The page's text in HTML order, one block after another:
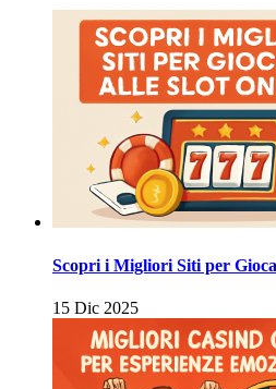
Scopri i Migliori Siti per
15 Dic 2025